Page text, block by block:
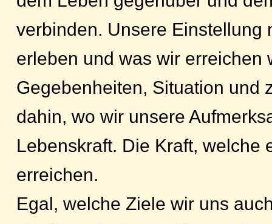
verbinden. Unsere Einstellung
erleben und was wir erreichen
Gegebenheiten, Situation und
dahin, wo wir unsere
Lebenskraft. Die Kraft, welche
erreichen.
Egal, welche Ziele wir uns